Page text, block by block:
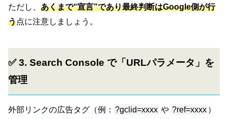
ただし、 あくまで“宣言”であり最終判断はGoogle側が行
う点に注意しましょう。
✅ 3. Search Console で「URLパラメータ」を
管理
外部リンクの広告タグ（例： ?gclid=xxxx や ?ref=xxxx ）